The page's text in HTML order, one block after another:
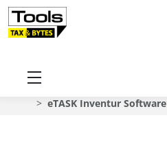
Startseite
eTASK Inventur Software